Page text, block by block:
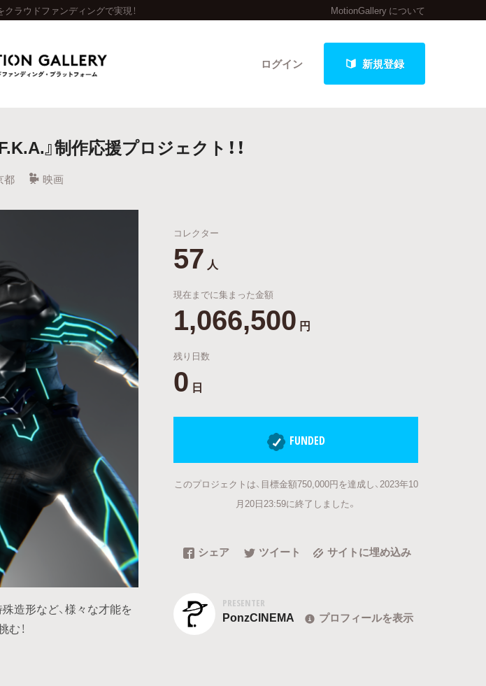
ラウドファンディングで実現！ MotionGallery について
ログイン 新規登録
ジェクト 終了間近のプロジェクト
最新進捗報告から探す
調達額が大きいプロジェクト
』制作応援プロジェクト！！
都 映画
造形など、様々な才能を
！
コレクター
57 人
現在までに集まった金額
1,066,500 円
残り日数
0 日
FUNDED
このプロジェクトは、目標金額750,000円を達成し、2023年10
月20日23:59に終了しました。
シェア ツイート サイトに埋め込み
PRESENTER
PonzCINEMA プロフィールを表示